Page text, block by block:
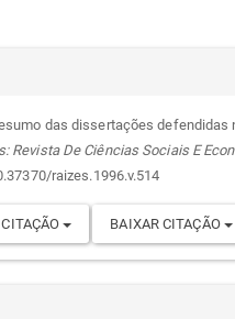
das dissertações defendidas
Revista De Ciências Sociais E
raizes.1996.v.514
CITAÇÃO BAIXAR CITAÇÃO